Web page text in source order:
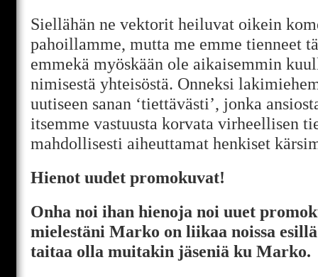
Siellähän ne vektorit heiluvat oikein
pahoillamme, mutta me emme tienneet
emmekä myöskään ole aikaisemmin
nimisestä yhteisöstä. Onneksi
uutiseen sanan ‘tiettävästi’, jonka
itsemme vastuusta korvata virheellisen
mahdollisesti aiheuttamat henkiset
Hienot uudet promokuvat!
Onha noi ihan hienoja noi uuet
mielestäni Marko on liikaa noissa
taitaa olla muitakin jäseniä ku Marko.